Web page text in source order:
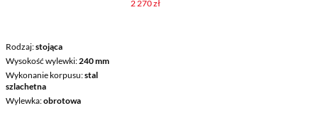
Rodzaj stojąca
Wysokość wylewki 240 mm
Wykonanie korpusu stal
szlachetna
Wylewka obrotowa
2 270 zł